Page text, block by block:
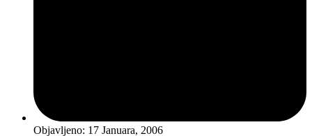
Objavljeno: 17 Januara, 2006